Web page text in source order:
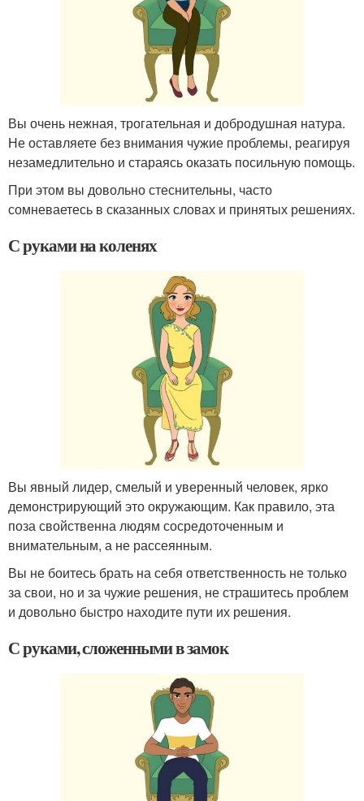
Вы очень нежная, трогательная и добродушная натура.
Не оставляете без внимания чужие проблемы, реагируя
незамедлительно и стараясь оказать посильную помощь.
При этом вы довольно стеснительны, часто
сомневаетесь в сказанных словах и принятых решениях.
С руками на коленях
Вы явный лидер, смелый и уверенный человек, ярко
демонстрирующий это окружающим. Как правило, эта
поза свойственна людям сосредоточенным и
внимательным, а не рассеянным.
Вы не боитесь брать на себя ответственность не только
за свои, но и за чужие решения, не страшитесь проблем
и довольно быстро находите пути их решения.
С руками, сложенными в замок